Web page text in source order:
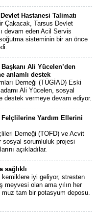
Hastanesi Talimatı
Çakacak, Tarsus Devlet
devam eden Acil Servis
sisteminin bir an önce
Ali Yücelen’den
anlamlı destek
Derneği (TÜGİAD) Eski
Ali Yücelen, sosyal
destek vermeye devam ediyor.
Felçlilerine Yardım Ellerini
Derneği (TOFD) ve Acvit
sosyal sorumluluk projesi
açıkladılar.
sağlıklı
kemiklere iyi geliyor, stresten
meyvesi olan ama yılın her
tam bir potasyum deposu.